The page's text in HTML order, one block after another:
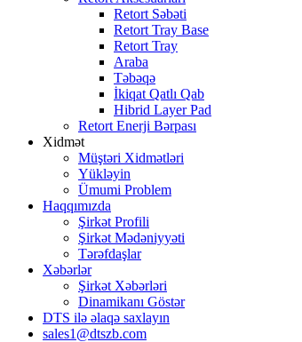
Retort Səbəti
Retort Tray Base
Retort Tray
Araba
Təbəqə
İkiqat Qatlı Qab
Hibrid Layer Pad
Retort Enerji Bərpası
Xidmət
Müştəri Xidmətləri
Yükləyin
Ümumi Problem
Haqqımızda
Şirkət Profili
Şirkət Mədəniyyəti
Tərəfdaşlar
Xəbərlər
Şirkət Xəbərləri
Dinamikanı Göstər
DTS ilə əlaqə saxlayın
sales1@dtszb.com